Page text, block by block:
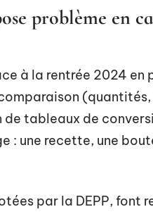
problème en
à la rentrée 2024 en
tableaux de
: une recette, une
par la DEPP, font